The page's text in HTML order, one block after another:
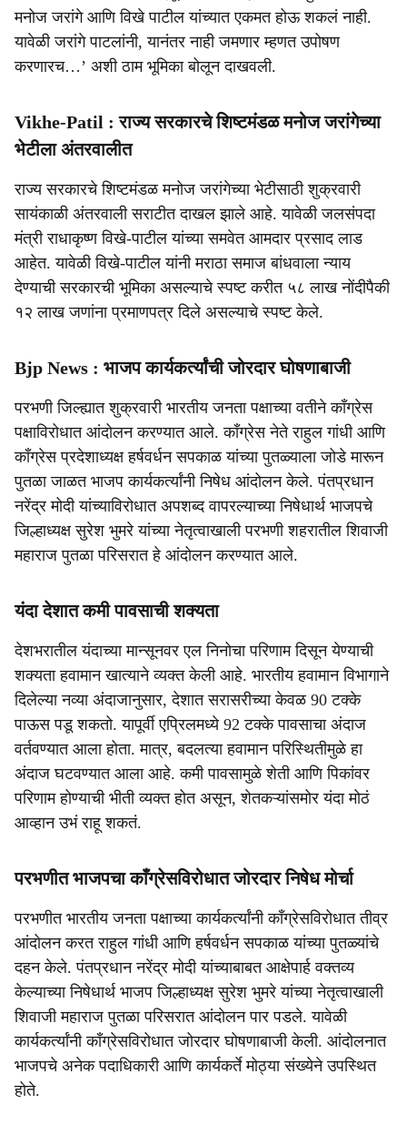
मनोज जरांगे आणि विखे पाटील यांच्यात एकमत होऊ शकलं नाही.
यावेळी जरांगे पाटलांनी, यानंतर नाही जमणार म्हणत उपोषण
करणारच…’ अशी ठाम भूमिका बोलून दाखवली.
Vikhe-Patil : राज्य सरकारचे शिष्टमंडळ मनोज जरांगेच्या
भेटीला अंतरवालीत
राज्य सरकारचे शिष्टमंडळ मनोज जरांगेच्या भेटीसाठी शुक्रवारी
सायंकाळी अंतरवाली सराटीत दाखल झाले आहे. यावेळी जलसंपदा
मंत्री राधाकृष्ण विखे-पाटील यांच्या समवेत आमदार प्रसाद लाड
आहेत. यावेळी विखे-पाटील यांनी मराठा समाज बांधवाला न्याय
देण्याची सरकारची भूमिका असल्याचे स्पष्ट करीत ५८ लाख नोंदीपैकी
१२ लाख जणांना प्रमाणपत्र दिले असल्याचे स्पष्ट केले.
Bjp News : भाजप कार्यकर्त्यांची जोरदार घोषणाबाजी
परभणी जिल्ह्यात शुक्रवारी भारतीय जनता पक्षाच्या वतीने काँग्रेस
पक्षाविरोधात आंदोलन करण्यात आले. काँग्रेस नेते राहुल गांधी आणि
काँग्रेस प्रदेशाध्यक्ष हर्षवर्धन सपकाळ यांच्या पुतळ्याला जोडे मारून
पुतळा जाळत भाजप कार्यकर्त्यांनी निषेध आंदोलन केले. पंतप्रधान
नरेंद्र मोदी यांच्याविरोधात अपशब्द वापरल्याच्या निषेधार्थ भाजपचे
जिल्हाध्यक्ष सुरेश भुमरे यांच्या नेतृत्वाखाली परभणी शहरातील शिवाजी
महाराज पुतळा परिसरात हे आंदोलन करण्यात आले.
यंदा देशात कमी पावसाची शक्यता
देशभरातील यंदाच्या मान्सूनवर एल निनोचा परिणाम दिसून येण्याची
शक्यता हवामान खात्याने व्यक्त केली आहे. भारतीय हवामान विभागाने
दिलेल्या नव्या अंदाजानुसार, देशात सरासरीच्या केवळ 90 टक्के
पाऊस पडू शकतो. यापूर्वी एप्रिलमध्ये 92 टक्के पावसाचा अंदाज
वर्तवण्यात आला होता. मात्र, बदलत्या हवामान परिस्थितीमुळे हा
अंदाज घटवण्यात आला आहे. कमी पावसामुळे शेती आणि पिकांवर
परिणाम होण्याची भीती व्यक्त होत असून, शेतकऱ्यांसमोर यंदा मोठं
आव्हान उभं राहू शकतं.
परभणीत भाजपचा काँग्रेसविरोधात जोरदार निषेध मोर्चा
परभणीत भारतीय जनता पक्षाच्या कार्यकर्त्यांनी काँग्रेसविरोधात तीव्र
आंदोलन करत राहुल गांधी आणि हर्षवर्धन सपकाळ यांच्या पुतळ्यांचे
दहन केले. पंतप्रधान नरेंद्र मोदी यांच्याबाबत आक्षेपार्ह वक्तव्य
केल्याच्या निषेधार्थ भाजप जिल्हाध्यक्ष सुरेश भुमरे यांच्या नेतृत्वाखाली
शिवाजी महाराज पुतळा परिसरात आंदोलन पार पडले. यावेळी
कार्यकर्त्यांनी काँग्रेसविरोधात जोरदार घोषणाबाजी केली. आंदोलनात
भाजपचे अनेक पदाधिकारी आणि कार्यकर्ते मोठ्या संख्येने उपस्थित
होते.